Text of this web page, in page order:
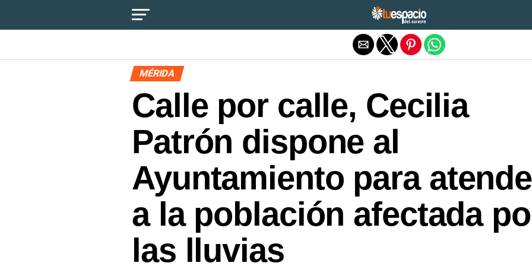
MÉRIDA
Calle por calle, Cecilia
Patrón dispone al
Ayuntamiento para
a la población afectada
las lluvias
Salir de la versión móvil